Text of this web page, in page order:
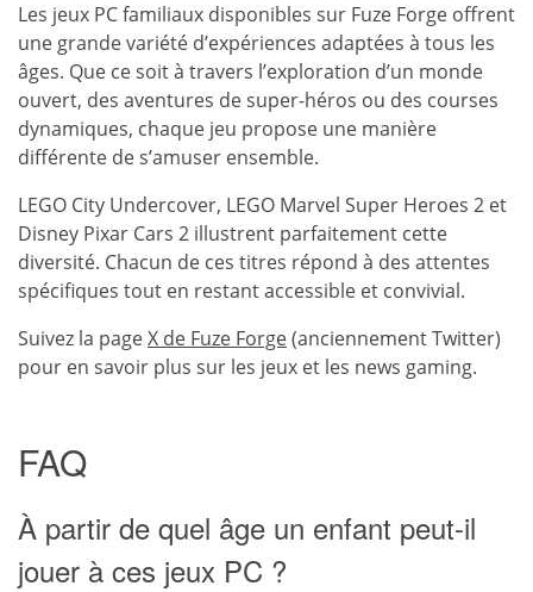
Les jeux PC familiaux disponibles sur Fuze Forge offrent
une grande variété d’expériences adaptées à tous les
âges. Que ce soit à travers l’exploration d’un monde
ouvert, des aventures de super-héros ou des courses
dynamiques, chaque jeu propose une manière
différente de s’amuser ensemble.
LEGO City Undercover, LEGO Marvel Super Heroes 2 et
Disney Pixar Cars 2 illustrent parfaitement cette
diversité. Chacun de ces titres répond à des attentes
spécifiques tout en restant accessible et convivial.
Suivez la pageX de Fuze Forge(anciennement Twitter)
pour en savoir plus sur les jeux et les news gaming.
FAQ
À partir de quel âge un enfant peut-il
jouer à ces jeux PC ?